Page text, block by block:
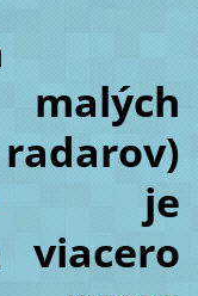
malých
je
viacero